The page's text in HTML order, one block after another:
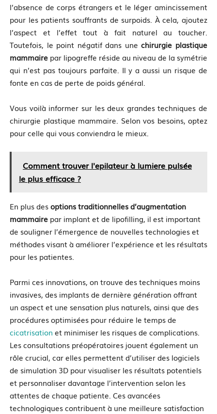
l’absence de corps étrangers et le léger amincissement
pour les patients souffrants de surpoids. À cela, ajoutez
l’aspect et l’effet tout à fait naturel au toucher.
Toutefois, le point négatif dans unechirurgie plastique
mammaire par lipogreffe réside au niveau de la symétrie
qui n’est pas toujours parfaite. Il y a aussi un risque de
fonte en cas de perte de poids général.
Vous voilà informer sur les deux grandes techniques de
chirurgie plastique mammaire. Selon vos besoins, optez
pour celle qui vous conviendra le mieux.
Comment trouver l'epilateur à lumiere pulsée
le plus efficace ?
En plus desoptions traditionnelles d’augmentation
mammaire par implant et de lipofilling, il est important
de souligner l’émergence de nouvelles technologies et
méthodes visant à améliorer l’expérience et les résultats
pour les patientes.
Parmi ces innovations, on trouve des techniques moins
invasives, des implants de dernière génération offrant
un aspect et une sensation plus naturels, ainsi que des
procédures optimisées pour réduire le temps de
cicatrisation et minimiser les risques de complications.
Les consultations préopératoires jouent également un
rôle crucial, car elles permettent d’utiliser des logiciels
de simulation 3D pour visualiser les résultats potentiels
et personnaliser davantage l’intervention selon les
attentes de chaque patiente. Ces avancées
technologiques contribuent à une meilleure satisfaction